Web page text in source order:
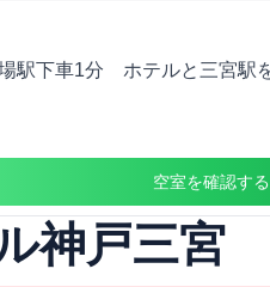
駅下車1分 ホテルと三宮駅
空室を確認する
神戸三宮